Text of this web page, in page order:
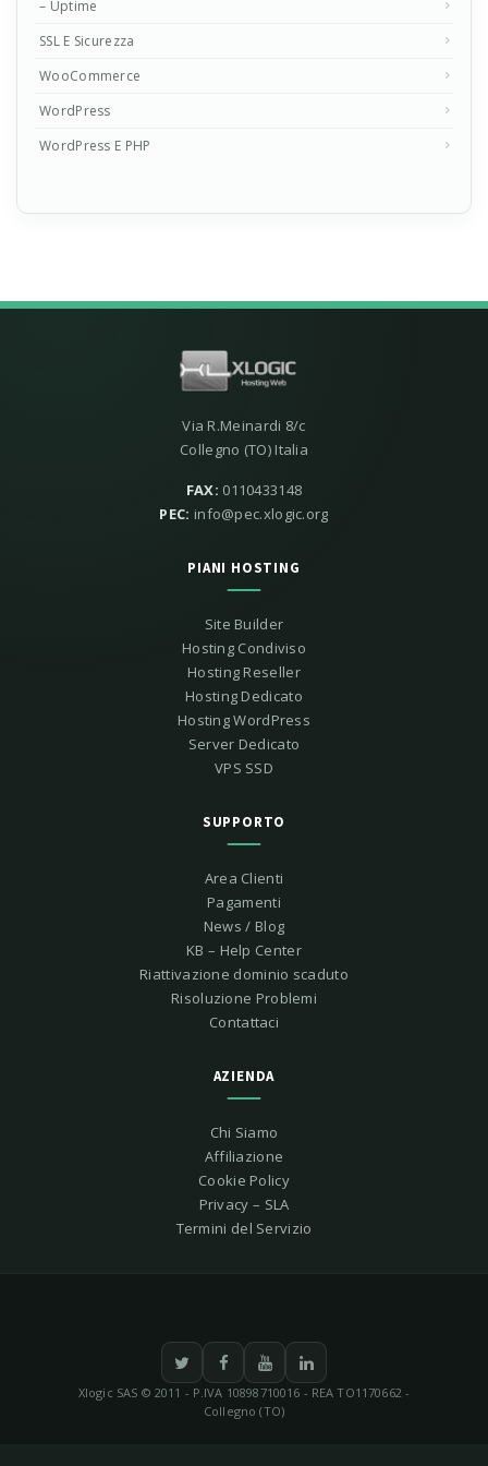
– Uptime
SSL E Sicurezza
WooCommerce
WordPress
WordPress E PHP
Via R.Meinardi 8/c
Collegno (TO) Italia
FAX: 0110433148
PEC: info@pec.xlogic.org
PIANI HOSTING
Site Builder
Hosting Condiviso
Hosting Reseller
Hosting Dedicato
Hosting WordPress
Server Dedicato
VPS SSD
SUPPORTO
Area Clienti
Pagamenti
News / Blog
KB – Help Center
Riattivazione dominio scaduto
Risoluzione Problemi
Contattaci
AZIENDA
Chi Siamo
Affiliazione
Cookie Policy
Privacy – SLA
Termini del Servizio
Xlogic SAS © 2011 - P.IVA 10898710016 - REA TO1170662 -
Collegno (TO)